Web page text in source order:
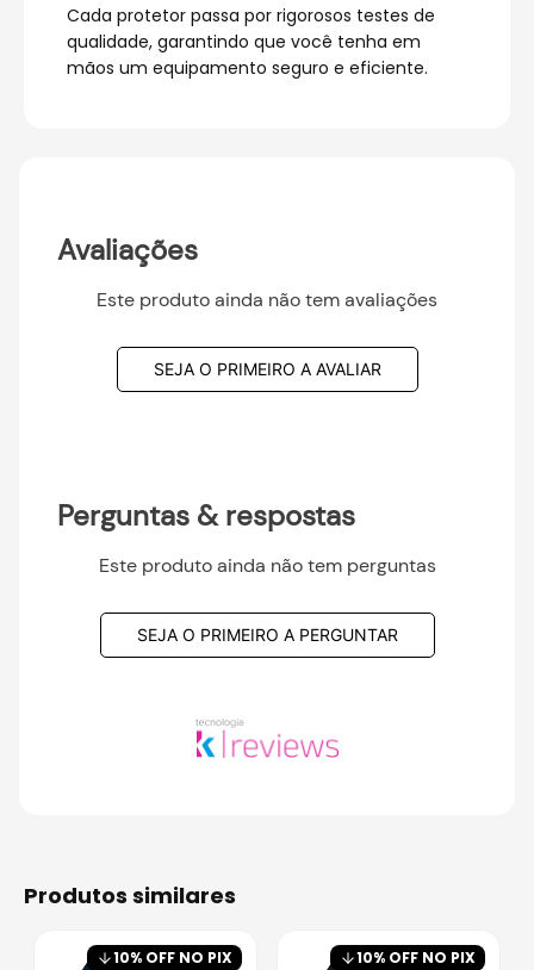
Cada protetor passa por rigorosos testes de
qualidade, garantindo que você tenha em
mãos um equipamento seguro e eficiente.
Avaliações
Este produto ainda não tem avaliações
SEJA O PRIMEIRO A AVALIAR
Perguntas & respostas
Este produto ainda não tem perguntas
SEJA O PRIMEIRO A PERGUNTAR
produtos similares
10% OFF NO PIX 10% OFF NO PIX